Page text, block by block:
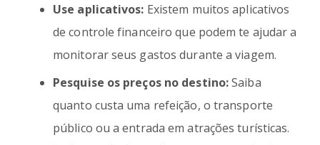
Use aplicativos: Existem muitos aplicativos
de controle financeiro que podem te ajudar a
monitorar seus gastos durante a viagem.
Pesquise os preços no destino:Saiba
quanto custa uma refeição, o transporte
público ou a entrada em atrações turísticas.